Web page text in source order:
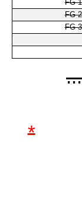
FG-1
FG-2
FG-3
*